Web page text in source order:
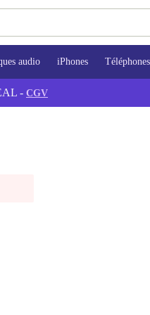
audio iPhones
- CGV